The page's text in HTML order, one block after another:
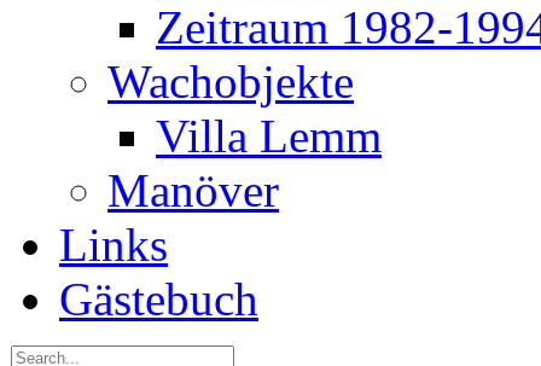
Zeitraum 1982-
Wachobjekte
Villa Lemm
Manöver
Links
Gästebuch